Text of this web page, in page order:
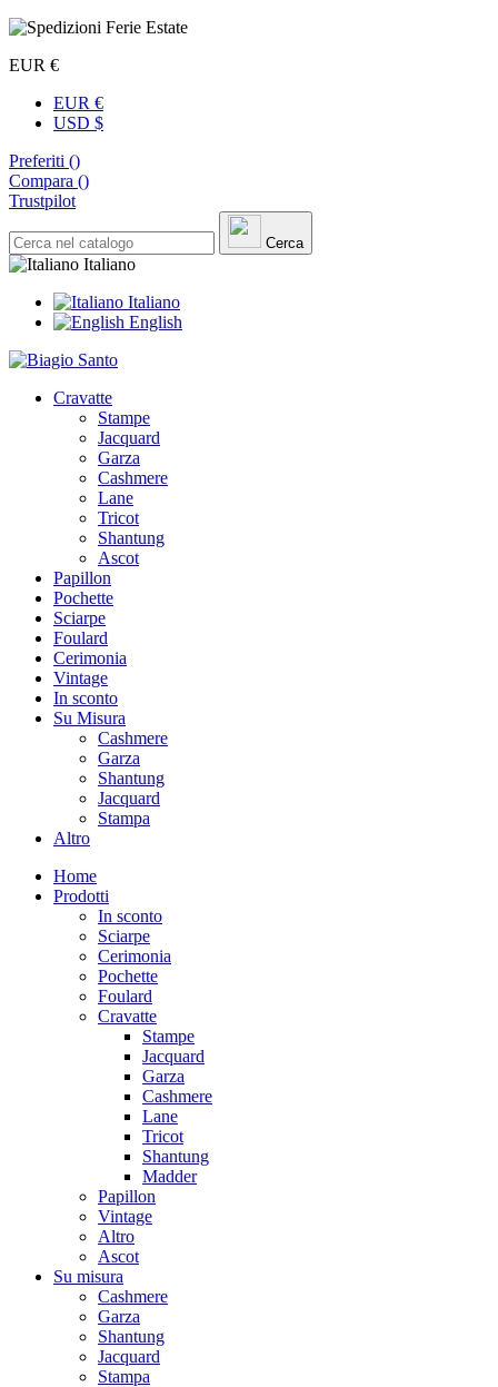
EUR €
EUR €
USD $
Preferiti ()
Compara ()
Trustpilot
Cerca
Italiano
Italiano
English
Cravatte
Stampe
Jacquard
Garza
Cashmere
Lane
Tricot
Shantung
Ascot
Papillon
Pochette
Sciarpe
Foulard
Cerimonia
Vintage
In sconto
Su Misura
Cashmere
Garza
Shantung
Jacquard
Stampa
Altro
Home
Prodotti
In sconto
Sciarpe
Cerimonia
Pochette
Foulard
Cravatte
Stampe
Jacquard
Garza
Cashmere
Lane
Tricot
Shantung
Madder
Papillon
Vintage
Altro
Ascot
Su misura
Cashmere
Garza
Shantung
Jacquard
Stampa